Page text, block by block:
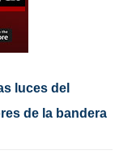
luces del
de la bandera